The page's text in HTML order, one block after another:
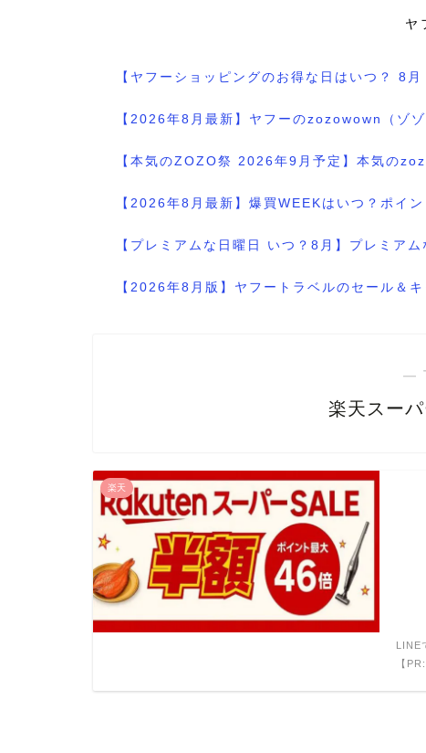
ヤ
【ヤフーショッピングのお得な日はいつ？ 8
【2026年8月最新】ヤフーのzozowown（ゾ
【本気のZOZO祭 2026年9月予定】本気の
【2026年8月最新】爆買WEEKはいつ？ポイ
【プレミアムな日曜日 いつ？8月】プレミア
【2026年8月版】ヤフートラベルのセール＆
―
楽天スー
楽天
LINE
【